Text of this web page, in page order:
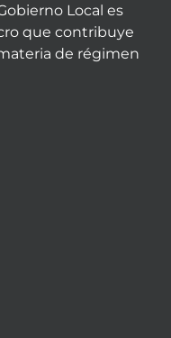
Local es
que contribuye
de régimen